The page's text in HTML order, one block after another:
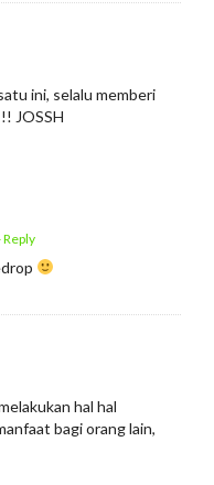
ini, selalu memberi
JOSSH
Reply
hal hal
bagi orang lain,